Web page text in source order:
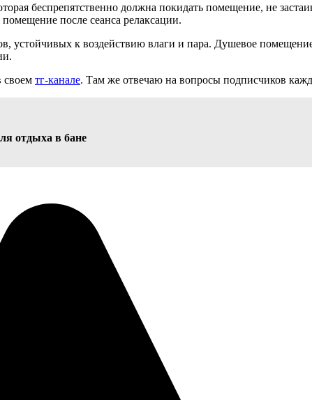
беспрепятственно должна покидать помещение, не
после сеанса релаксации.
устойчивых к воздействию влаги и пара. Душевое
своем тг-канале. Там же отвечаю на вопросы подписчиков
отдыха в бане